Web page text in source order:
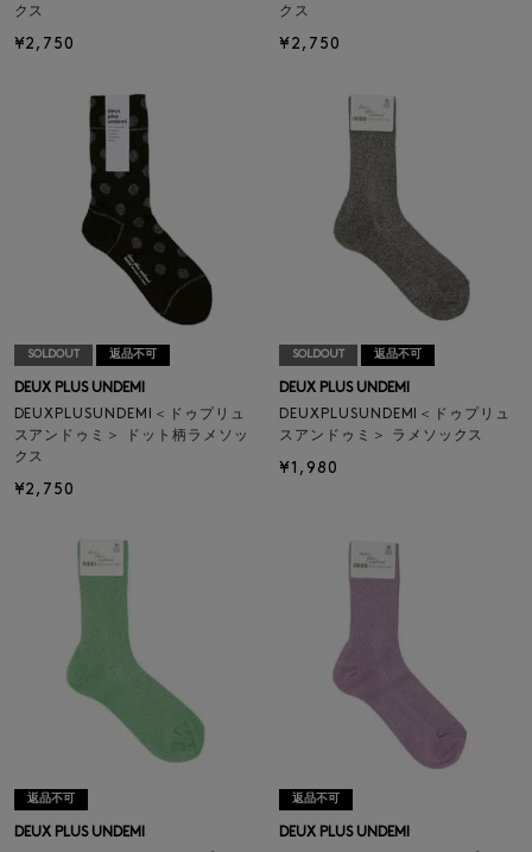
クス
¥2,750
クス
¥2,750
SOLDOUT 返品不可
DEUX PLUS UNDEMI
DEUXPLUSUNDEMI＜ドゥプリュ
スアンドゥミ＞ ドット柄ラメソッ
クス
¥2,750
SOLDOUT 返品不可
DEUX PLUS UNDEMI
DEUXPLUSUNDEMI＜ドゥプリュ
スアンドゥミ＞ ラメソックス
¥1,980
返品不可
DEUX PLUS UNDEMI
返品不可
DEUX PLUS UNDEMI